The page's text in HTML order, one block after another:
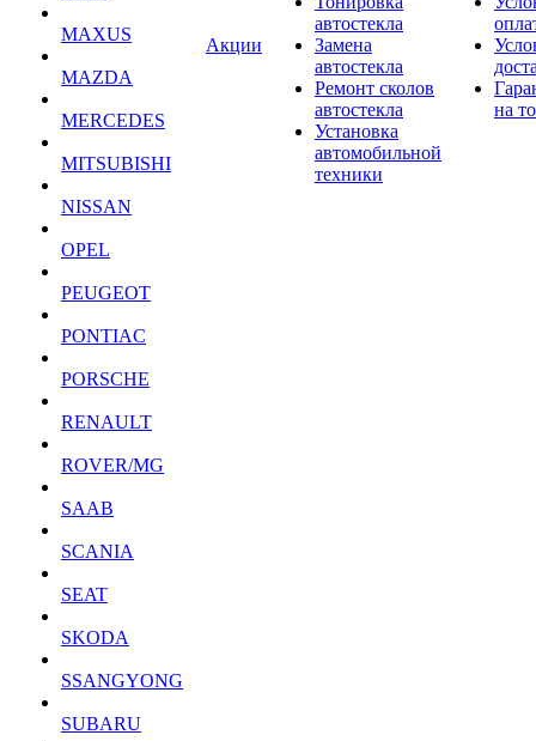
MAXUS
MAZDA
MERCEDES
MITSUBISHI
NISSAN
OPEL
PEUGEOT
PONTIAC
PORSCHE
RENAULT
ROVER/MG
SAAB
SCANIA
SEAT
SKODA
SSANGYONG
SUBARU
Акции
автостекла
Замена
автостекла
Ремонт сколов
автостекла
Установка
автомобильной
техники
на